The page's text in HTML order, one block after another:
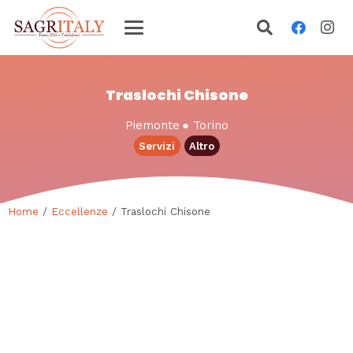
Traslochi Chisone
Piemonte ● Torino
Servizi Altro
Home / Eccellenze / Traslochi Chisone